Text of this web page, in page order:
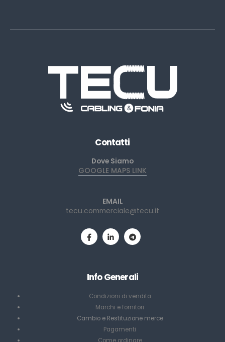
Contatti
Dove Siamo
GOOGLE MAPS LINK
EMAIL
tecu.commerciale@tecu.it
Info Generali
Condizioni di vendita
Marchi e fornitori
Cambio e Restituzione merce
Pagamenti